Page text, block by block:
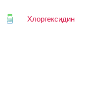
Хлоргексидин